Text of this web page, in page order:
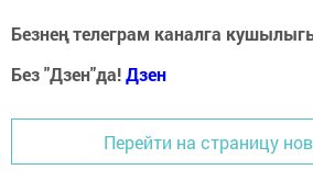
Безнең телеграм каналга
Без "Дзен"да!Дзен
Перейти на страницу